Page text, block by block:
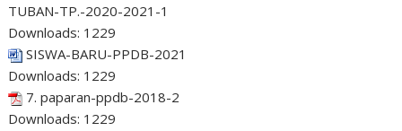
TUBAN-TP.-2020-2021-1
Downloads: 1229
SISWA-BARU-PPDB-2021
Downloads: 1229
7. paparan-ppdb-2018-2
Downloads: 1229